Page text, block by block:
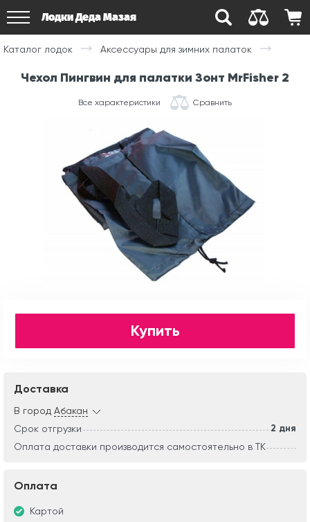
Лодки Деда Мазая
Каталог лодок Аксессуары для зимних палаток
Чехол Пингвин для палатки Зонт MrFisher 2
Все характеристики Сравнить
Купить
Доставка
В город Абакан
Срок отгрузки
2 дня
Оплата доставки производится самостоятельно в ТК
Оплата
Картой